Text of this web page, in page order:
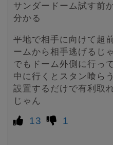
サンダードーム試す前
分かる
平地で相手に向けて超
ームから相手逃げるじ
でもドーム外側に行っ
中に行くとスタン喰ら
設置するだけで有利取
じゃん
13 1